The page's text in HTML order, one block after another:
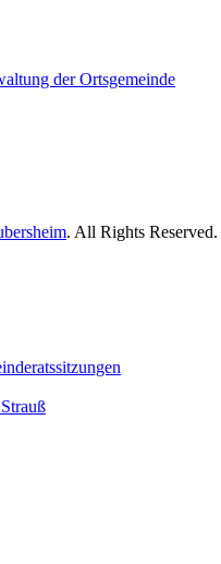
der Ortsgemeinde
. All Rights Reserved.